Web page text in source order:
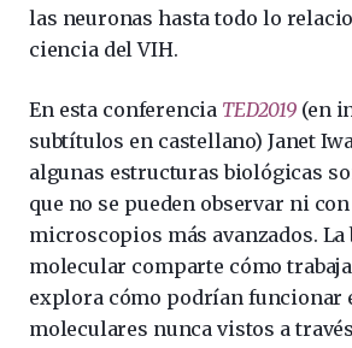
las neuronas hasta todo lo
ciencia del VIH.
En esta conferencia TED2019(en
subtítulos en castellano) Janet
algunas estructuras biológicas
que no se pueden observar ni
microscopios más avanzados. La
molecular comparte cómo
explora cómo podrían funcionar
moleculares nunca vistos a